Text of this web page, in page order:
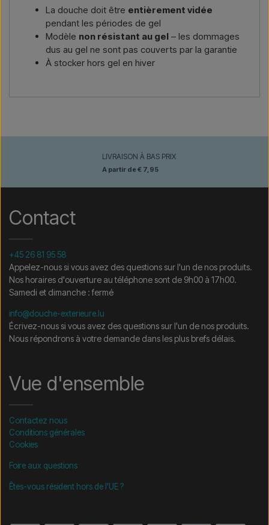
La douche doit être entièrement vidée
pendant les périodes de gel
Modèle non résistant au gel – les dommages
dus au gel ne sont pas couverts par la garantie
À stocker hors gel en hiver
LIVRAISON À BAS PRIX
A partir de € 7,95
Contact
+45 26 81 95 58
Appelez-nous si vous avez des questions sur l'un de nos produits.
Nos horaires d'ouverture au téléphone sont de 9h00 à 17h00.
Samedi et dimanche : fermé
info@douche-exterieure.lu
Écrivez-nous si vous avez des questions sur l'un de nos produits.
Nous répondrons à votre demande dans les plus brefs délais.
Vue d'ensemble
Contactez nous
Conditions générales
Cookies
Foire aux questions
Êtes-vous résident hors de l'UE ?